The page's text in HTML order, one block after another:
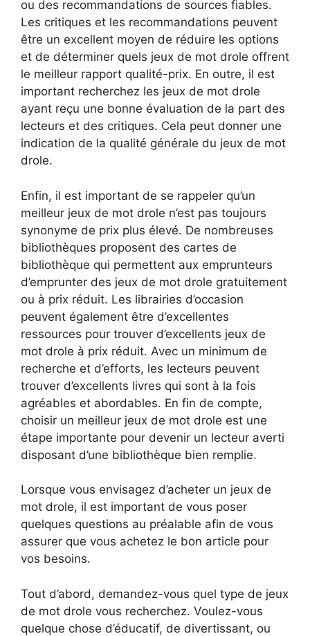
ou des recommandations de sources fiables.
Les critiques et les recommandations peuvent
être un excellent moyen de réduire les options
et de déterminer quels jeux de mot drole offrent
le meilleur rapport qualité-prix. En outre, il est
important recherchez les jeux de mot drole
ayant reçu une bonne évaluation de la part des
lecteurs et des critiques. Cela peut donner une
indication de la qualité générale du jeux de mot
drole.
Enfin, il est important de se rappeler qu’un
meilleur jeux de mot drole n’est pas toujours
synonyme de prix plus élevé. De nombreuses
bibliothèques proposent des cartes de
bibliothèque qui permettent aux emprunteurs
d’emprunter des jeux de mot drole gratuitement
ou à prix réduit. Les librairies d’occasion
peuvent également être d’excellentes
ressources pour trouver d’excellents jeux de
mot drole à prix réduit. Avec un minimum de
recherche et d’efforts, les lecteurs peuvent
trouver d’excellents livres qui sont à la fois
agréables et abordables. En fin de compte,
choisir un meilleur jeux de mot drole est une
étape importante pour devenir un lecteur averti
disposant d’une bibliothèque bien remplie.
Lorsque vous envisagez d’acheter un jeux de
mot drole, il est important de vous poser
quelques questions au préalable afin de vous
assurer que vous achetez le bon article pour
vos besoins.
Tout d’abord, demandez-vous quel type de jeux
de mot drole vous recherchez. Voulez-vous
quelque chose d’éducatif, de divertissant, ou